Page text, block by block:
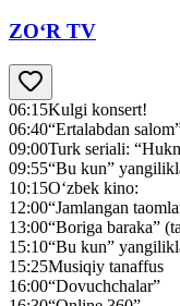
ZO‘R TV
06:15Kulgi konsert!
06:40“Ertalabdan
09:00Turk seriali:
09:55“Bu kun”
10:15O‘zbek kino:
12:00“Jamlangan
13:00“Boriga baraka”
15:10“Bu kun”
15:25Musiqiy tanaffus
16:00“Dovuchchalar”